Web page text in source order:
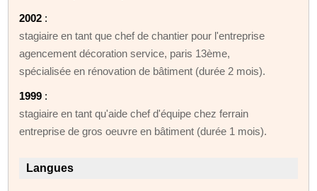
2002 :
stagiaire en tant que chef de chantier pour l'entreprise
agencement décoration service, paris 13ème,
spécialisée en rénovation de bâtiment (durée 2 mois).
1999 :
stagiaire en tant qu'aide chef d'équipe chez ferrain
entreprise de gros oeuvre en bâtiment (durée 1 mois).
Langues